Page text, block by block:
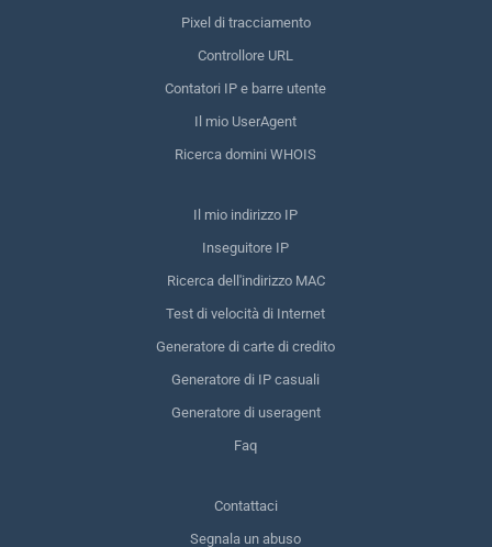
Pixel di tracciamento
Controllore URL
Contatori IP e barre utente
Il mio UserAgent
Ricerca domini WHOIS
Il mio indirizzo IP
Inseguitore IP
Ricerca dell'indirizzo MAC
Test di velocità di Internet
Generatore di carte di credito
Generatore di IP casuali
Generatore di useragent
Faq
Contattaci
Segnala un abuso